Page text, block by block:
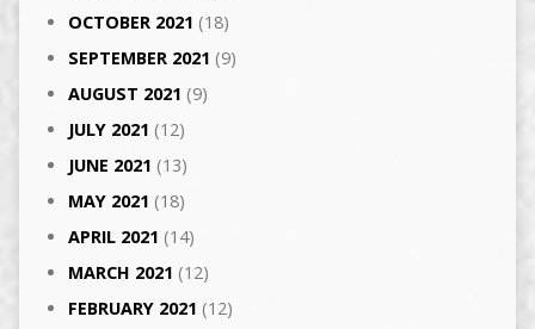
OCTOBER 2021 (18)
SEPTEMBER 2021 (9)
AUGUST 2021 (9)
JULY 2021 (12)
JUNE 2021 (13)
MAY 2021 (18)
APRIL 2021 (14)
MARCH 2021 (12)
FEBRUARY 2021 (12)